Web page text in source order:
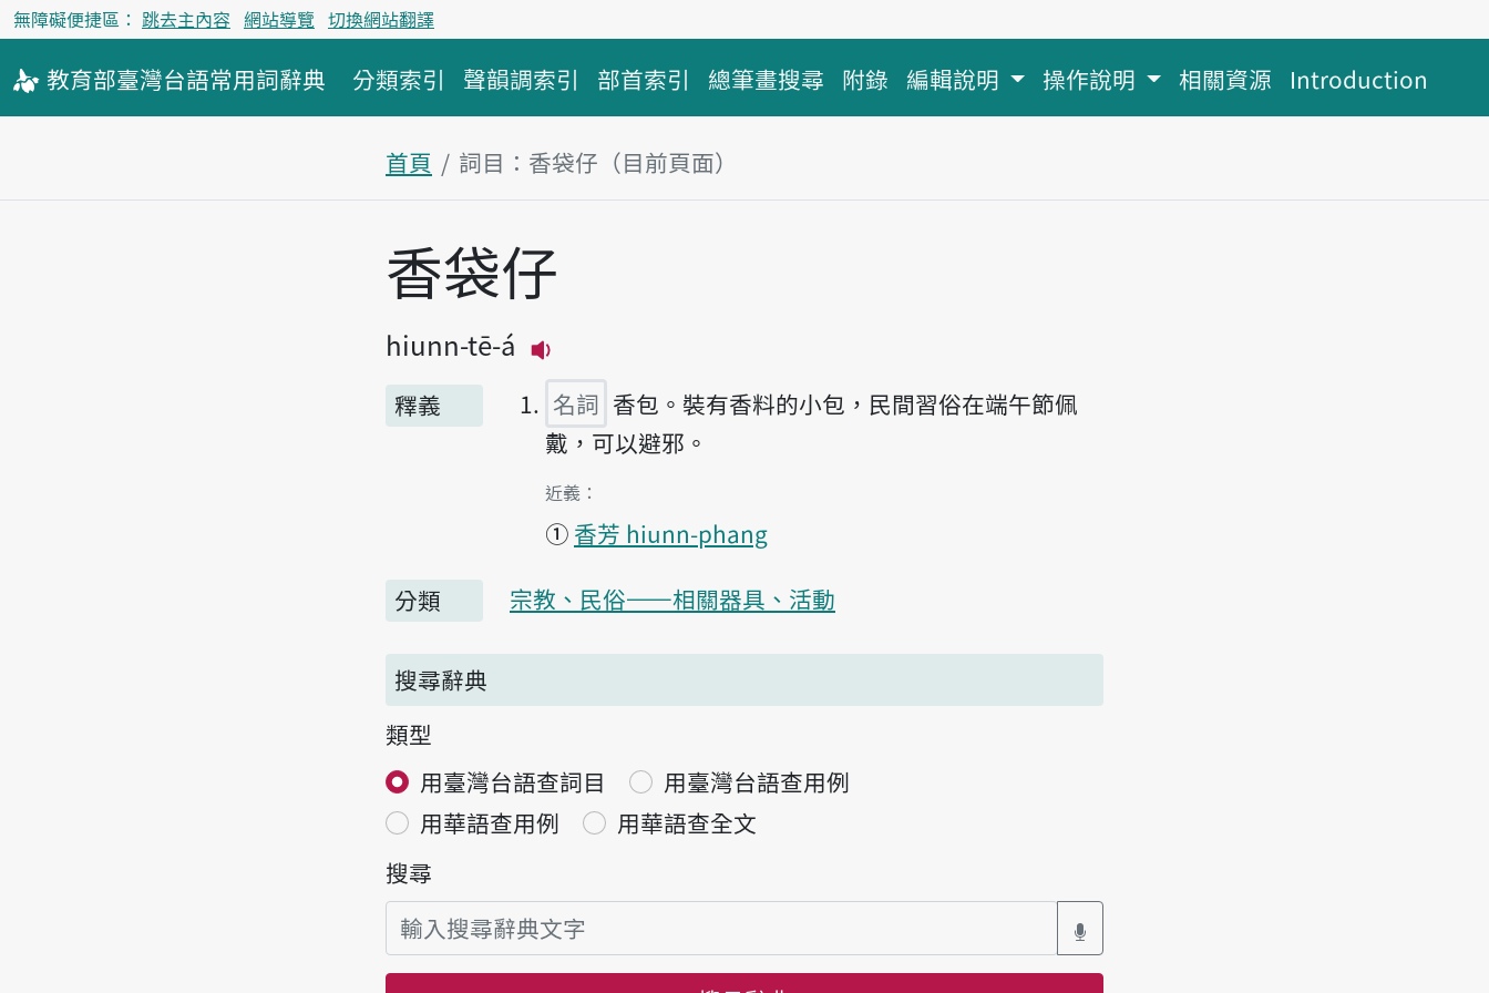
無障礙便捷區： 跳去主內容 網站導覽 切換網站翻譯
教育部臺灣台語常用詞辭典 分類索引 聲韻調索引 部首索引 總筆畫搜尋 附錄 編輯說明 操作說明 相關資源 Introduction
首頁 詞目：香袋仔（目前頁面）
主內容區塊
香袋仔
hiunn-tē-á
釋義
名詞 香包。裝有香料的小包，民間習俗在端午節佩
戴，可以避邪。
第1項釋義的
近義：
① 香芳 hiunn-phang
分類 宗教、民俗——相關器具、活動
搜尋辭典
類型
用臺灣台語查詞目
用臺灣台語查用例
用華語查用例
用華語查全文
搜尋